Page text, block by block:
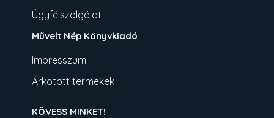
Ügyfélszolgálat
Művelt Nép Könyvkiadó
Impresszum
Árkötött termékek
KÖVESS MINKET!